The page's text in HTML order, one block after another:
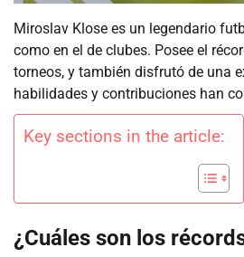
Miroslav Klose es un legendario
como en el de clubes. Posee el
torneos, y también disfrutó de una
habilidades y contribuciones han
Key sections in the article:
¿Cuáles son los